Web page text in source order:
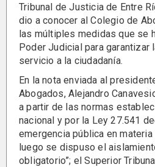
Tribunal de Justicia de Entre
dio a conocer al Colegio de
las múltiples medidas que se
Poder Judicial para garantizar
servicio a la ciudadanía.
En la nota enviada al
Abogados, Alejandro
a partir de las normas
nacional y por la Ley 27.541
emergencia pública en
luego se dispuso el
obligatorio”; el Superior